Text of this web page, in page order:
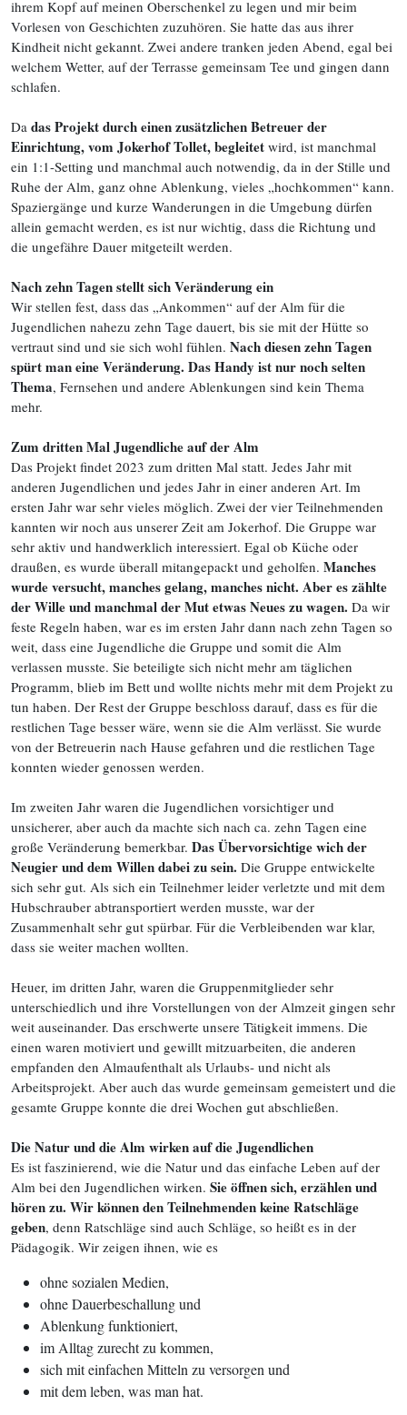
ihrem Kopf auf meinen Oberschenkel zu legen und mir beim
Vorlesen von Geschichten zuzuhören. Sie hatte das aus ihrer
Kindheit nicht gekannt. Zwei andere tranken jeden Abend, egal bei
welchem Wetter, auf der Terrasse gemeinsam Tee und gingen dann
schlafen.
Da das Projekt durch einen zusätzlichen Betreuer der
Einrichtung, vom Jokerhof Tollet, begleitet wird, ist manchmal
ein 1:1-Setting und manchmal auch notwendig, da in der Stille und
Ruhe der Alm, ganz ohne Ablenkung, vieles „hochkommen“ kann.
Spaziergänge und kurze Wanderungen in die Umgebung dürfen
allein gemacht werden, es ist nur wichtig, dass die Richtung und
die ungefähre Dauer mitgeteilt werden.
Nach zehn Tagen stellt sich Veränderung ein
Wir stellen fest, dass das „Ankommen“ auf der Alm für die
Jugendlichen nahezu zehn Tage dauert, bis sie mit der Hütte so
vertraut sind und sie sich wohl fühlen. Nach diesen zehn Tagen
spürt man eine Veränderung. Das Handy ist nur noch selten
Thema, Fernsehen und andere Ablenkungen sind kein Thema
mehr.
Zum dritten Mal Jugendliche auf der Alm
Das Projekt findet 2023 zum dritten Mal statt. Jedes Jahr mit
anderen Jugendlichen und jedes Jahr in einer anderen Art. Im
ersten Jahr war sehr vieles möglich. Zwei der vier Teilnehmenden
kannten wir noch aus unserer Zeit am Jokerhof. Die Gruppe war
sehr aktiv und handwerklich interessiert. Egal ob Küche oder
draußen, es wurde überall mitangepackt und geholfen. Manches
wurde versucht, manches gelang, manches nicht. Aber es zählte
der Wille und manchmal der Mut etwas Neues zu wagen. Da wir
feste Regeln haben, war es im ersten Jahr dann nach zehn Tagen so
weit, dass eine Jugendliche die Gruppe und somit die Alm
verlassen musste. Sie beteiligte sich nicht mehr am täglichen
Programm, blieb im Bett und wollte nichts mehr mit dem Projekt zu
tun haben. Der Rest der Gruppe beschloss darauf, dass es für die
restlichen Tage besser wäre, wenn sie die Alm verlässt. Sie wurde
von der Betreuerin nach Hause gefahren und die restlichen Tage
konnten wieder genossen werden.
Im zweiten Jahr waren die Jugendlichen vorsichtiger und
unsicherer, aber auch da machte sich nach ca. zehn Tagen eine
große Veränderung bemerkbar. Das Übervorsichtige wich der
Neugier und dem Willen dabei zu sein. Die Gruppe entwickelte
sich sehr gut. Als sich ein Teilnehmer leider verletzte und mit dem
Hubschrauber abtransportiert werden musste, war der
Zusammenhalt sehr gut spürbar. Für die Verbleibenden war klar,
dass sie weiter machen wollten.
Heuer, im dritten Jahr, waren die Gruppenmitglieder sehr
unterschiedlich und ihre Vorstellungen von der Almzeit gingen sehr
weit auseinander. Das erschwerte unsere Tätigkeit immens. Die
einen waren motiviert und gewillt mitzuarbeiten, die anderen
empfanden den Almaufenthalt als Urlaubs- und nicht als
Arbeitsprojekt. Aber auch das wurde gemeinsam gemeistert und die
gesamte Gruppe konnte die drei Wochen gut abschließen.
Die Natur und die Alm wirken auf die Jugendlichen
Es ist faszinierend, wie die Natur und das einfache Leben auf der
Alm bei den Jugendlichen wirken. Sie öffnen sich, erzählen und
hören zu. Wir können den Teilnehmenden keine Ratschläge
geben, denn Ratschläge sind auch Schläge, so heißt es in der
Pädagogik. Wir zeigen ihnen, wie es
ohne sozialen Medien,
ohne Dauerbeschallung und
Ablenkung funktioniert,
im Alltag zurecht zu kommen,
sich mit einfachen Mitteln zu versorgen und
mit dem leben, was man hat.